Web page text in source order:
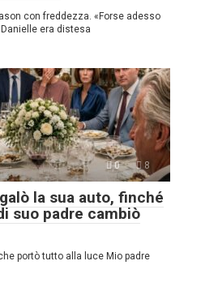
con freddezza. «Forse adesso
era distesa
0 8
la sua auto, finché
suo padre cambiò
portò tutto alla luce Mio padre